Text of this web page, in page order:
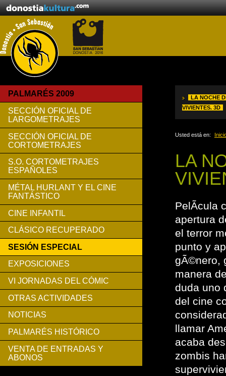
PALMARÉS 2009
SECCIÓN OFICIAL DE
LARGOMETRAJES
SECCIÓN OFICIAL DE
CORTOMETRAJES
S.O. CORTOMETRAJES
ESPAÑOLES
MÉTAL HURLANT Y EL CINE
FANTÁSTICO
CINE INFANTIL
CLÁSICO RECUPERADO
SESIÓN ESPECIAL
EXPOSICIONES
VI JORNADAS DEL CÓMIC
OTRAS ACTIVIDADES
NOTICIAS
PALMARÉS HISTÓRICO
VENTA DE ENTRADAS Y
ABONOS
LA NOCHE
VIVIENTES. 3D
Usted está en:
LA
PelÃ­cula
apertura
el terror
punto y
gÃ©nero,
manera
duda uno
del cine
llamar
acaba
zombis